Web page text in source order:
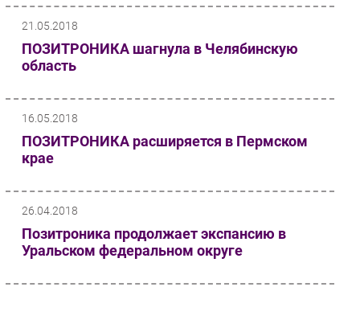
21.05.2018
ПОЗИТРОНИКА шагнула в Челябинскую
область
16.05.2018
ПОЗИТРОНИКА расширяется в Пермском
крае
26.04.2018
Позитроника продолжает экспансию в
Уральском федеральном округе